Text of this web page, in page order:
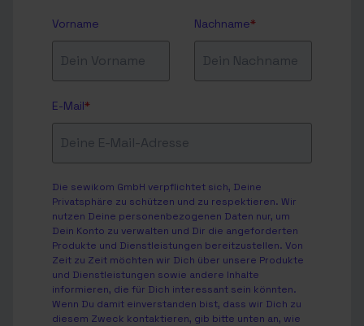
Vorname Nachname*
E-Mail*
Die sewikom GmbH verpflichtet sich, Deine
Privatsphäre zu schützen und zu respektieren. Wir
nutzen Deine personenbezogenen Daten nur, um
Dein Konto zu verwalten und Dir die angeforderten
Produkte und Dienstleistungen bereitzustellen. Von
Zeit zu Zeit möchten wir Dich über unsere Produkte
und Dienstleistungen sowie andere Inhalte
informieren, die für Dich interessant sein könnten.
Wenn Du damit einverstanden bist, dass wir Dich zu
diesem Zweck kontaktieren, gib bitte unten an, wie